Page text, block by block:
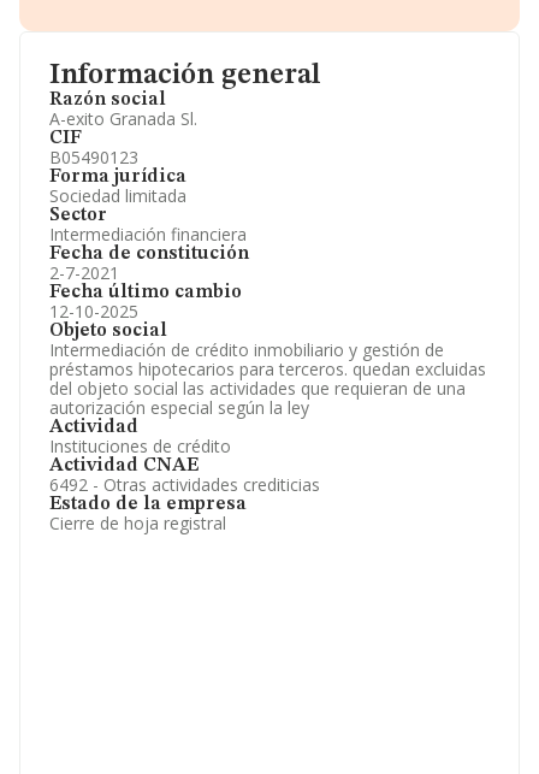
Información general
Razón social
A-exito Granada Sl.
CIF
B05490123
Forma jurídica
Sociedad limitada
Sector
Intermediación financiera
Fecha de constitución
2-7-2021
Fecha último cambio
12-10-2025
Objeto social
Intermediación de crédito inmobiliario y gestión de
préstamos hipotecarios para terceros. quedan excluidas
del objeto social las actividades que requieran de una
autorización especial según la ley
Actividad
Instituciones de crédito
Actividad CNAE
6492 - Otras actividades crediticias
Estado de la empresa
Cierre de hoja registral
Información oficial y registral complementaria.